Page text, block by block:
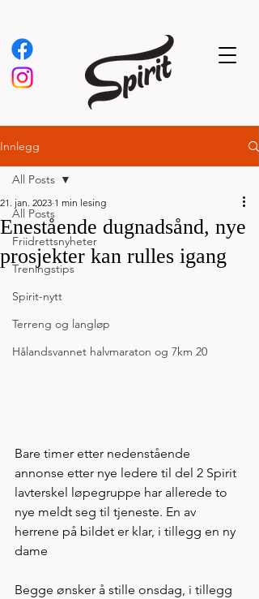
Innlegg
All Posts
Friidrettsnyheter
Treningstips
Spirit-nytt
Terreng og langløp
Hålandsvannet halvmaraton og 7km 20
All Posts
Enestående dugnadsånd, nye
prosjekter kan rulles igang
21. jan. 2023 1 min lesing
Bare timer etter nedenstående
annonse etter nye ledere til del 2 Spirit
lavterskel løpegruppe har allerede to
nye meldt seg til tjeneste. En av
herrene på bildet er klar, i tillegg en ny
dame
Begge ønsker å stille onsdag, i tillegg